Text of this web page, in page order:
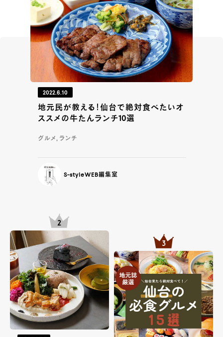
2022.6.10
地元民が教える！仙台で絶対食べたいオ
ススメの牛たんランチ10選
グルメ, ランチ
S-styleWEB編集室